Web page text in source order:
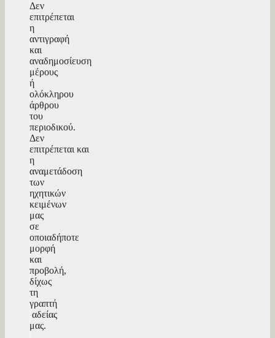
Δεν
επιτρέπεται
η
αντιγραφή
και
αναδημοσίευση
μέρους
ή
ολόκληρου
άρθρου
του
περιοδικού.
Δεν
επιτρέπεται και
η
αναμετάδοση
των
ηχητικών
κειμένων
μας
σε
οποιαδήποτε
μορφή
και
προβολή,
δίχως
τη
γραπτή
αδείας
μας.